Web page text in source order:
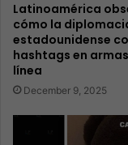
Latinoamérica
cómo la
estadounidense
hashtags en
línea
December 9, 2025